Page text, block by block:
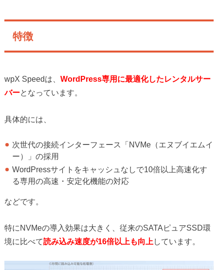
特徴
wpX Speedは、 WordPress専用に最適化したレンタルサー
バーとなっています。
具体的には、
次世代の接続インターフェース「NVMe（エヌブイエムイ
ー）」の採用
WordPressサイトをキャッシュなしで10倍以上高速化す
る専用の高速・安定化機能の対応
などです。
特にNVMeの導入効果は大きく、従来のSATAピュアSSD環
境に比べて読み込み速度が16倍以上も向上 しています。